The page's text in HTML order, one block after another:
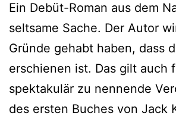
Ein Debüt-Roman aus dem
seltsame Sache. Der Autor
Gründe gehabt haben, dass
erschienen ist. Das gilt auch
spektakulär zu nennende
des ersten Buches von Jack